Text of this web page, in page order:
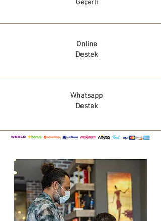
Geçerli
Online
Destek
Whatsapp
Destek